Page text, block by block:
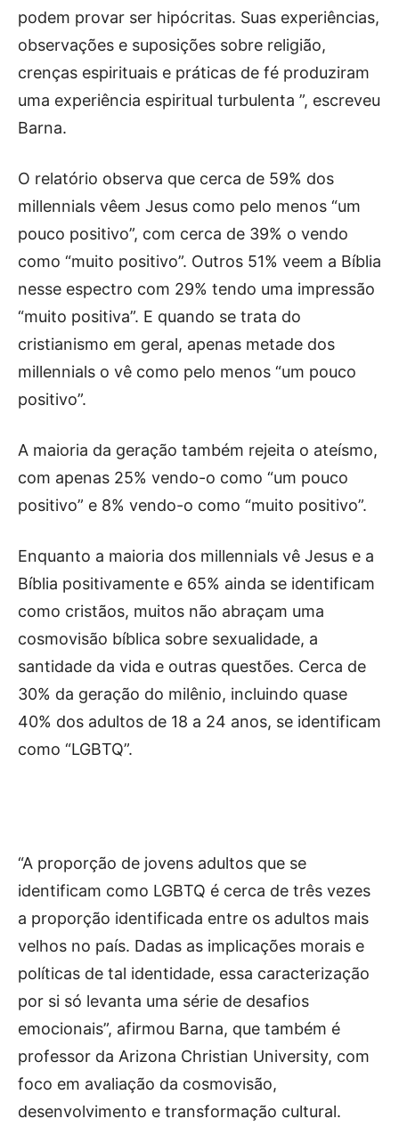
podem provar ser hipócritas. Suas experiências,
observações e suposições sobre religião,
crenças espirituais e práticas de fé produziram
uma experiência espiritual turbulenta ”, escreveu
Barna.
O relatório observa que cerca de 59% dos
millennials vêem Jesus como pelo menos “um
pouco positivo”, com cerca de 39% o vendo
como “muito positivo”. Outros 51% veem a Bíblia
nesse espectro com 29% tendo uma impressão
“muito positiva”. E quando se trata do
cristianismo em geral, apenas metade dos
millennials o vê como pelo menos “um pouco
positivo”.
A maioria da geração também rejeita o ateísmo,
com apenas 25% vendo-o como “um pouco
positivo” e 8% vendo-o como “muito positivo”.
Enquanto a maioria dos millennials vê Jesus e a
Bíblia positivamente e 65% ainda se identificam
como cristãos, muitos não abraçam uma
cosmovisão bíblica sobre sexualidade, a
santidade da vida e outras questões. Cerca de
30% da geração do milênio, incluindo quase
40% dos adultos de 18 a 24 anos, se identificam
como “LGBTQ”.
“A proporção de jovens adultos que se
identificam como LGBTQ é cerca de três vezes
a proporção identificada entre os adultos mais
velhos no país. Dadas as implicações morais e
políticas de tal identidade, essa caracterização
por si só levanta uma série de desafios
emocionais”, afirmou Barna, que também é
professor da Arizona Christian University, com
foco em avaliação da cosmovisão,
desenvolvimento e transformação cultural.